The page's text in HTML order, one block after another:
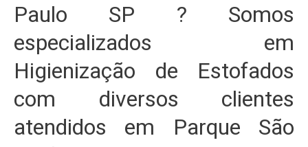
Paulo SP ? Somos
especializados em
Higienização de Estofados
com diversos clientes
atendidos em Parque São